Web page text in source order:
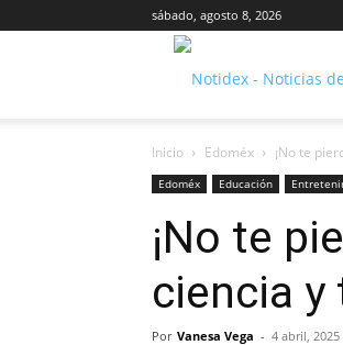
sábado, agosto 8, 2026
Inicio Edoméx ¡No te
Edoméx Educación
¡No te
ciencia y
Por Vanesa Vega - 4 abril, 2025